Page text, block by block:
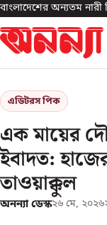
বাংলাদেশের অন্যতম নারী
এডিটরস পিক
এক মায়ের
ইবাদত:
তাওয়াক্কুল
অনন্যা ডেস্ক২৬ মে, ২০২৬